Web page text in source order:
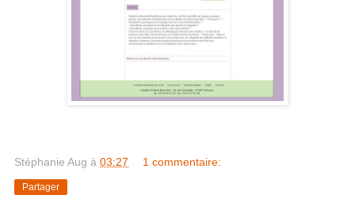
Stéphanie Aug à 03:27 1 commentaire:
Partager